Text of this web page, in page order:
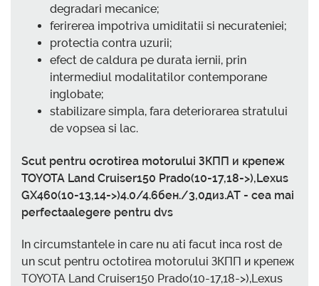
degradari mecanice;
ferirerea impotriva umiditatii si necurateniei;
protectia contra uzurii;
efect de caldura pe durata iernii, prin
intermediul modalitatilor contemporane
inglobate;
stabilizare simpla, fara deteriorarea stratului
de vopsea si lac.
Scut pentru ocrotirea motorului ЗКПП и крепеж
TOYOTA Land Cruiser150 Prado(10-17,18->),Lexus
GX460(10-13,14->)4.0/4.6бен./3,0диз.AT - cea mai
perfectaalegere pentru dvs
In circumstantele in care nu ati facut inca rost de
un scut pentru octotirea motorului ЗКПП и крепеж
TOYOTA Land Cruiser150 Prado(10-17,18->),Lexus